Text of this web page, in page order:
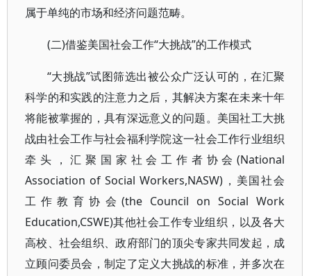
属于单纯的市场和经济问题范畴。
(二)借鉴美国社会工作“大挑战”的工作模式
“大挑战”试图筛选出被公众广泛认可的，在汇聚
科学的和实践的注意力之后，其解决方案在未来十年
将能被掌握的，具有深远意义的问题。美国社工大挑
战由社会工作与社会福利学院这一社会工作行业组织
牵头，汇聚国家社会工作者协会(National
Association of Social Workers,NASW)，美国社会
工作教育协会(the Council on Social Work
Education,CSWE)其他社会工作专业组织，以及各大
高校、社会组织、政府部门的顶尖专家共同发起，成
立顾问委员会，制定了定义大挑战的标准，并多次在